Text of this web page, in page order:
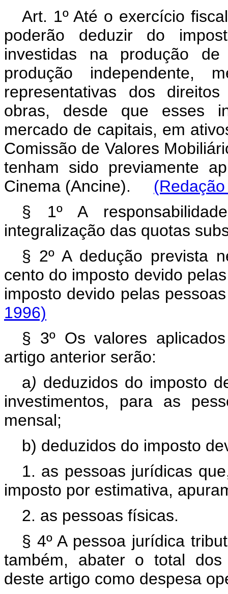
Art. 1º Até o exercício
poderão deduzir do
investidas na produção
produção independente,
representativas dos
obras, desde que esses
mercado de capitais, em
Comissão de Valores
tenham sido previamente
Cinema (Ancine).
§ 1º A
integralização das quotas
§ 2º A dedução prevista
cento do imposto devido
imposto devido pelas
1996)
§ 3º Os valores
artigo anterior serão:
a) deduzidos do imposto
investimentos, para as
mensal;
b) deduzidos do imposto
1. as pessoas jurídicas
imposto por estimativa,
2. as pessoas físicas.
§ 4º A pessoa jurídica
também, abater o total dos
deste artigo como despesa